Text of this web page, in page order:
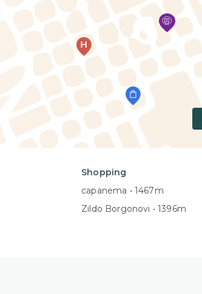
Shopping
capanema • 1467m
Zildo Borgonovi • 1396m